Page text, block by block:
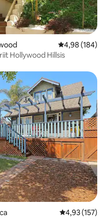
Keskmine
4,98 (184)
Hollywood Hillsis
Keskmine
4,93 (157)